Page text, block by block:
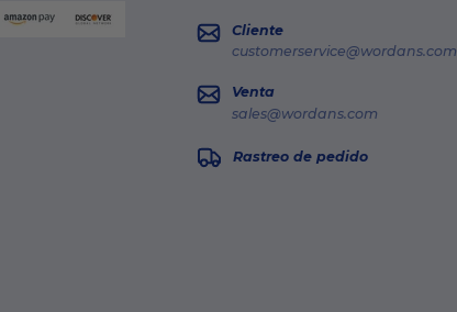
Cliente
customerservice@wordans.com
Venta
sales@wordans.com
Rastreo de pedido